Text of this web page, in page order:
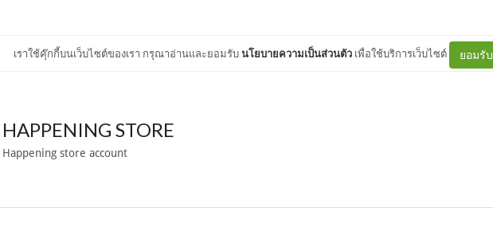
เราใช้คุ๊กกี้บนเว็บไซต์ของเรา กรุณาอ่านและยอมรับนโยบายความเป็นส่วนตัว เพื่อใช้บริการเว็บไซต์ ยอมรับ
HAPPENING STORE
Happening store account